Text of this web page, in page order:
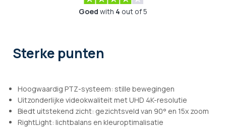
Goed with 4 out of 5
Sterke punten
Hoogwaardig PTZ-systeem: stille bewegingen
Uitzonderlijke videokwaliteit met UHD 4K-resolutie
Biedt uitstekend zicht: gezichtsveld van 90° en 15x zoom
RightLight: lichtbalans en kleuroptimalisatie